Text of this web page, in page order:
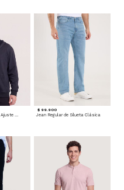
Buzo Hoodie Zipper de Ajuste Cómodo
$ 99.900
Jean Regular de Silueta Clásica